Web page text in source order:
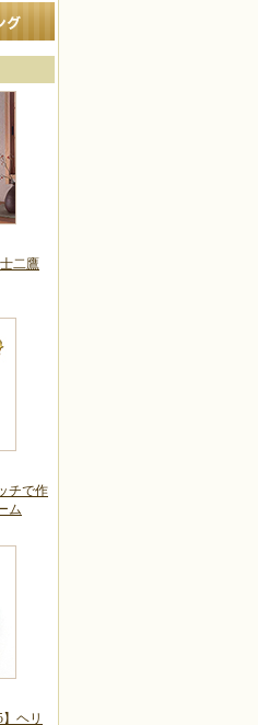
二鷹
チで作
ム
】ヘリ